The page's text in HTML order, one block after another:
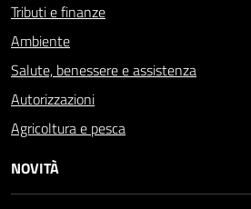
Tributi e finanze
Ambiente
Salute, benessere e assistenza
Autorizzazioni
Agricoltura e pesca
NOVITÀ